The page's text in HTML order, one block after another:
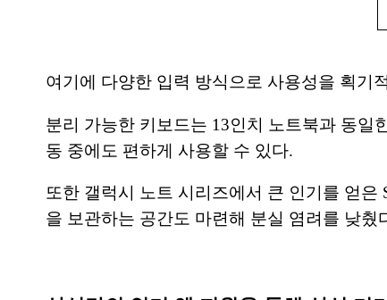
여기에 다양한 입력 방식으로 사용성을 획기
분리 가능한 키보드는 13인치 노트북과 동일
동 중에도 편하게 사용할 수 있다.
또한 갤럭시 노트 시리즈에서 큰 인기를 얻은
을 보관하는 공간도 마련해 분실 염려를 낮췄